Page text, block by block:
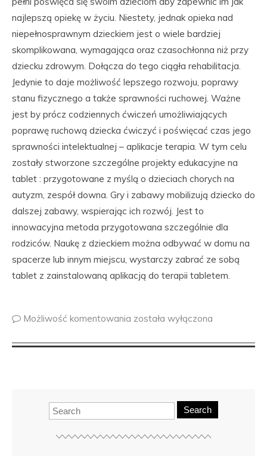
najlepszą opiekę w życiu. Niestety, jednak opieka nad
niepełnosprawnym dzieckiem jest o wiele bardziej
skomplikowana, wymagająca oraz czasochłonna niż przy
dziecku zdrowym. Dołącza do tego ciągła rehabilitacja.
Jedynie to daje możliwość lepszego rozwoju, poprawy
stanu fizycznego a także sprawności ruchowej. Ważne
jest by prócz codziennych ćwiczeń umożliwiających
poprawę ruchową dziecka ćwiczyć i poświęcać czas jego
sprawności intelektualnej – aplikacje terapia. W tym celu
zostały stworzone szczególne projekty edukacyjne na
tablet : przygotowane z myślą o dzieciach chorych na
autyzm, zespół downa. Gry i zabawy mobilizują dziecko do
dalszej zabawy, wspierając ich rozwój. Jest to
innowacyjna metoda przygotowana szczególnie dla
rodziców. Naukę z dzieckiem można odbywać w domu na
spacerze lub innym miejscu, wystarczy zabrać ze sobą
tablet z zainstalowaną aplikacją do terapii tabletem.
Możliwość komentowania została wyłączona
Search